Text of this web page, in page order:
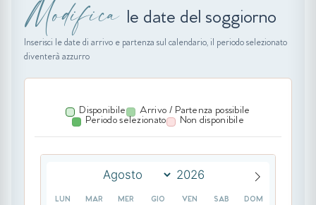
Modifica le date del soggiorno
Inserisci le date di arrivo e partenza sul calendario, il periodo selezionato
diventerà azzurro
Disponibile
Arrivo / Partenza possibile
Periodo selezionato
Non disponibile
LUN MAR MER GIO VEN SAB DOM